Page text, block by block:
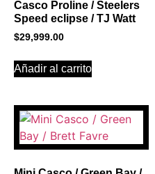
Casco Proline / Steelers
Speed eclipse / TJ Watt
$29,999.00
Añadir al carrito